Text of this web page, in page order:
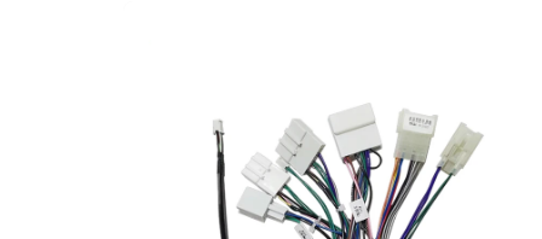
Rame adaptoare Hyundai
Rame adaptoare Chevrolet